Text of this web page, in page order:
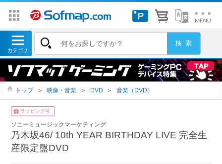
トップ ＞ 映像・音楽 ＞ DVD ＞ 音楽（DVD）
ラッピング可
ソニーミュージックマーケティング
乃木坂46/ 10th YEAR BIRTHDAY LIVE 完全生
産限定盤DVD